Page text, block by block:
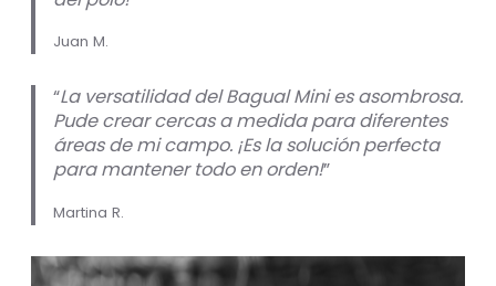
Juan M.
“La versatilidad del Bagual Mini es asombrosa.
Pude crear cercas a medida para diferentes
áreas de mi campo. ¡Es la solución perfecta
para mantener todo en orden!”
Martina R.